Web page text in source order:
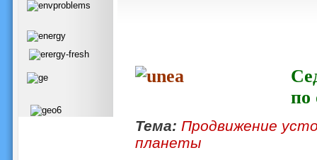
Тема: Продвижение
планеты